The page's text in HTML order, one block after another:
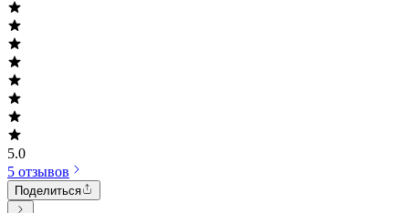
5.0
5 отзывов
Поделиться